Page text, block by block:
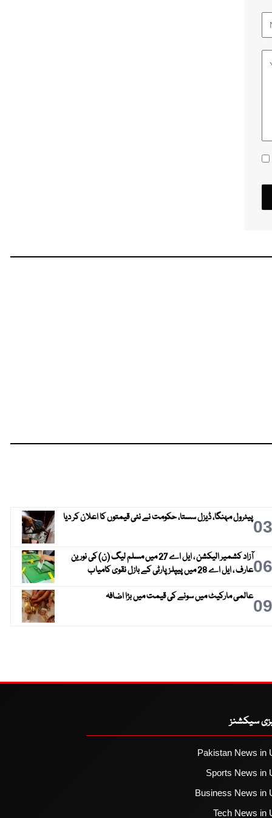
03پیٹرول مہنگا، ڈیزل سستا، حکومت نے نئی قیمتوں کا اعلان کر دیا
06
آزاد کشمیر الیکشن ، ایل اے 27 میں مسلم لیگ (ن) کی نورین
عارف ، ایل اے 28 میں پیپلز پارٹی کے بازل نقوی کامیاب
09عالمی مارکیٹ میں سونے کی قیمت میں بڑا اضافہ
سیکشنز
Pakistan News in
Sports News in
Business News in
Tech News in